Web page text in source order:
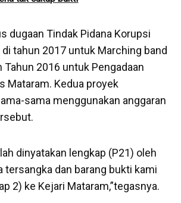
dugaan Tindak Pidana Korupsi
tahun 2017 untuk Marching band
Tahun 2016 untuk Pengadaan
Mataram. Kedua proyek
sama menggunakan anggaran
dinyatakan lengkap (P21) oleh
tersangka dan barang bukti kami
2) ke Kejari Mataram,”tegasnya.